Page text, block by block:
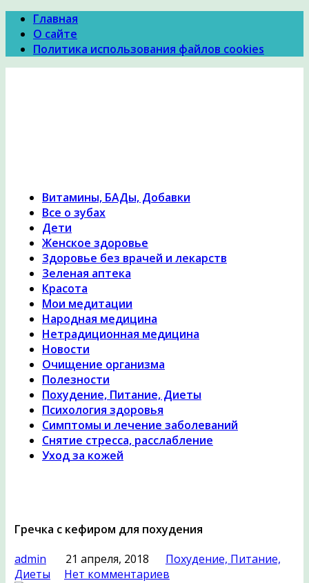
Главная
О сайте
Политика использования файлов cookies
Витамины, БАДы, Добавки
Все о зубах
Дети
Женское здоровье
Здоровье без врачей и лекарств
Зеленая аптека
Красота
Мои медитации
Народная медицина
Нетрадиционная медицина
Новости
Очищение организма
Полезности
Похудение, Питание, Диеты
Психология здоровья
Симптомы и лечение заболеваний
Снятие стресса, расслабление
Уход за кожей
Гречка с кефиром для похудения
admin
21 апреля, 2018
Похудение, Питание,
Диеты
Нет комментариев